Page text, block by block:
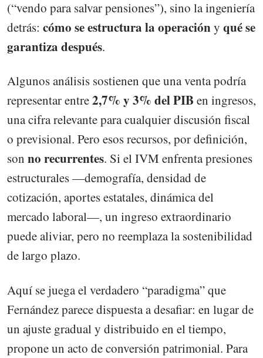
(“vendo para salvar pensiones”), sino la ingeniería
detrás: cómo se estructura la operacióny qué se
garantiza después.
Algunos análisis sostienen que una venta podría
representar entre2,7% y 3% del PIB en ingresos,
una cifra relevante para cualquier discusión fiscal
o previsional. Pero esos recursos, por definición,
son no recurrentes. Si el IVM enfrenta presiones
estructurales —demografía, densidad de
cotización, aportes estatales, dinámica del
mercado laboral—, un ingreso extraordinario
puede aliviar, pero no reemplaza la sostenibilidad
de largo plazo.
Aquí se juega el verdadero “paradigma” que
Fernández parece dispuesta a desafiar: en lugar de
un ajuste gradual y distribuido en el tiempo,
propone un acto de conversión patrimonial. Para